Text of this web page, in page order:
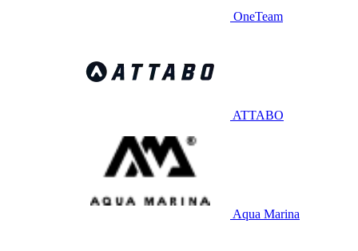
OneTeam
ATTABO
Aqua Marina